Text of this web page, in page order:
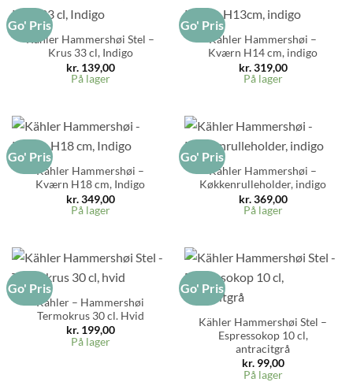
Go' Pris
Kähler Hammershøi Stel –
Krus 33 cl, Indigo
kr.139,00
På lager
Go' Pris
Kähler Hammershøi –
Kværn H14 cm, indigo
kr.319,00
På lager
Go' Pris
Kähler Hammershøi –
Kværn H18 cm, Indigo
kr.349,00
På lager
Go' Pris
Kähler Hammershøi –
Køkkenrulleholder, indigo
kr.369,00
På lager
Go' Pris
Kähler – Hammershøi
Termokrus 30 cl. Hvid
kr.199,00
På lager
Go' Pris
Kähler Hammershøi Stel –
Espressokop 10 cl,
antracitgrå
kr.99,00
På lager